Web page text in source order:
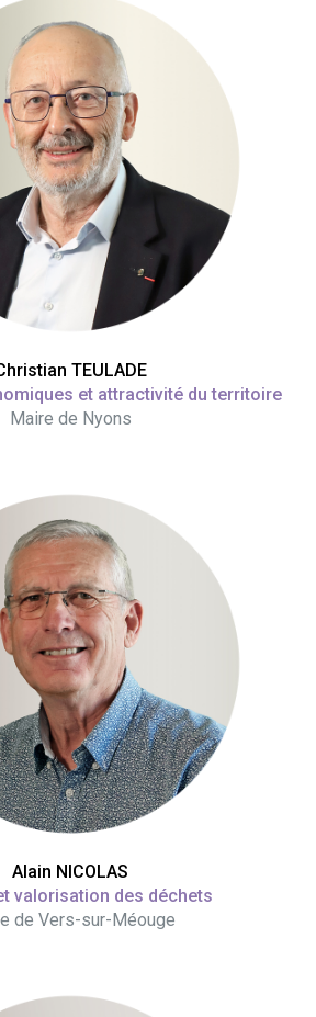
TEULADE
et attractivité du territoire
Maire de Nyons
Alain NICOLAS
valorisation des déchets
de Vers-sur-Méouge